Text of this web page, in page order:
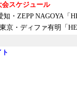
会スケジュール
知・ZEPP NAGOYA「
京・ディファ有明「